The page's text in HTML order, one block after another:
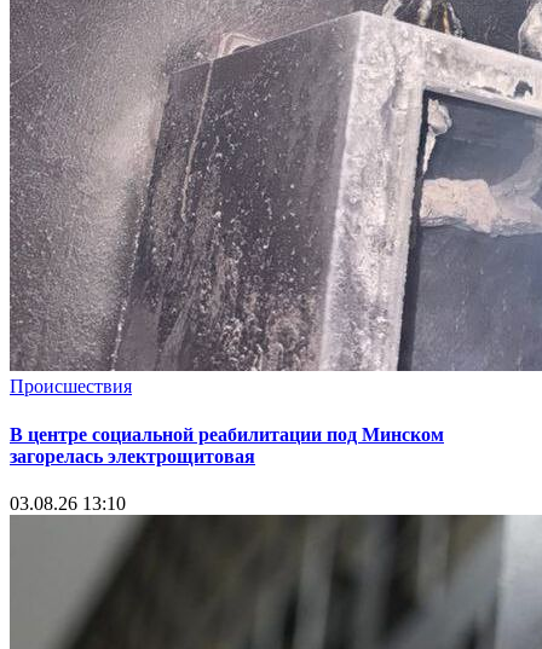
Происшествия
В центре социальной реабилитации под Минском
загорелась электрощитовая
03.08.26 13:10